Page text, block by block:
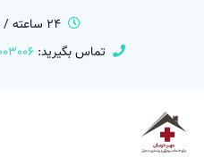
24 ساعته / هفت روز هفته
تماس بگیرید: